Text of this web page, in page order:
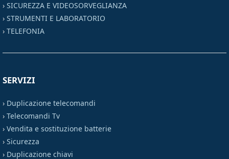
› SICUREZZA E VIDEOSORVEGLIANZA
› STRUMENTI E LABORATORIO
› TELEFONIA
SERVIZI
› Duplicazione telecomandi
› Telecomandi Tv
› Vendita e sostituzione batterie
› Sicurezza
› Duplicazione chiavi